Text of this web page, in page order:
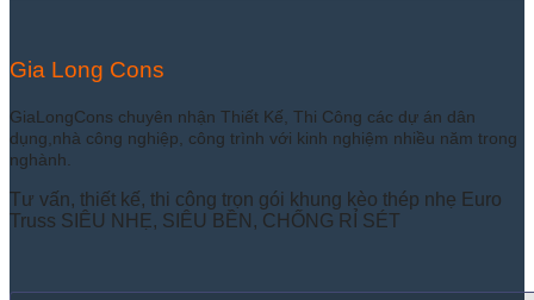
Gia Long Cons
GiaLongCons chuyên nhận Thiết Kế, Thi Công các dự án dân
dụng,nhà công nghiệp, công trình với kinh nghiệm nhiều năm trong
nghành.
Tư vấn, thiết kế, thi công trọn gói khung kèo thép nhẹ Euro
Truss SIÊU NHẸ, SIÊU BỀN, CHỐNG RỈ SÉT